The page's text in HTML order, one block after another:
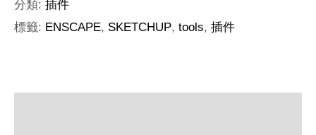
分類: 插件
標籤: ENSCAPE, SKETCHUP, tools, 插件